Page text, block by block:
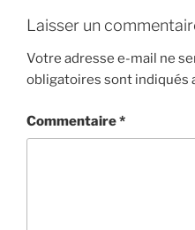
Laisser un
Votre adresse e-mail ne
obligatoires sont indiqués
Commentaire*